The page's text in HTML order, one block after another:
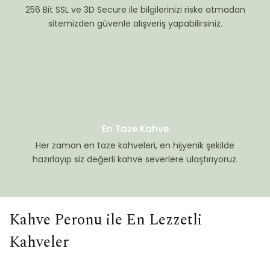
256 Bit SSL ve 3D Secure ile bilgilerinizi riske atmadan
sitemizden güvenle alışveriş yapabilirsiniz.
En Taze Kahve
Her zaman en taze kahveleri, en hijyenik şekilde
hazırlayıp siz değerli kahve severlere ulaştırıyoruz.
Kahve Peronu ile En Lezzetli
Kahveler